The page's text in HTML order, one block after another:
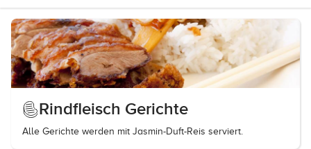
Rindfleisch Gerichte
Alle Gerichte werden mit Jasmin-Duft-Reis serviert.